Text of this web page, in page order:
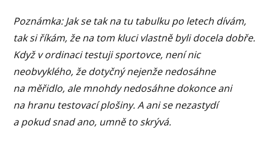
Poznámka: Jak se tak na tu tabulku po letech dívám,
tak si říkám, že na tom kluci vlastně byli docela dobře.
Když v ordinaci testuji sportovce, není nic
neobvyklého, že dotyčný nejenže nedosáhne
na měřidlo, ale mnohdy nedosáhne dokonce ani
na hranu testovací plošiny. A ani se nezastydí
a pokud snad ano, umně to skrývá.